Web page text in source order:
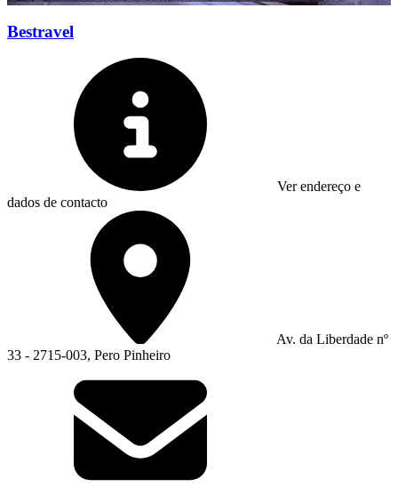
Bestravel
Ver endereço e
dados de contacto
Av. da Liberdade nº
33 - 2715-003, Pero Pinheiro